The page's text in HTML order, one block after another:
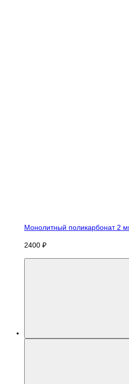
Монолитный поликарбонат 2
2400 ₽